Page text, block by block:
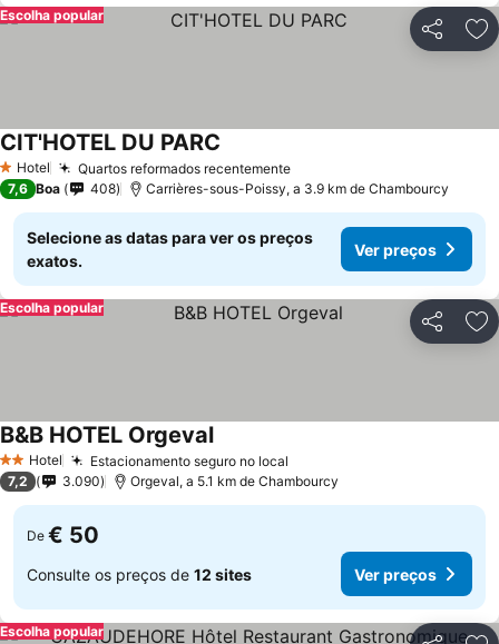
Partilhar
Escolha popular
1 Estrelas
Hotel Quartos reformados recentementeVer preços
CIT'HOTEL DU PARC
7,6 Boa 408 Carrières-sous-Poissy, a 3.9 km de Chambourcy
Selecione as datas para ver os preços
exatos.
Ver preços
Partilhar
Escolha popular
2 Estrelas
Hotel Estacionamento seguro no local
B&B HOTEL OrgevalVer preços
7,2 3.090 Orgeval, a 5.1 km de Chambourcy
De € 50
Consulte os preços de 12 sites Ver preços
Escolha popular